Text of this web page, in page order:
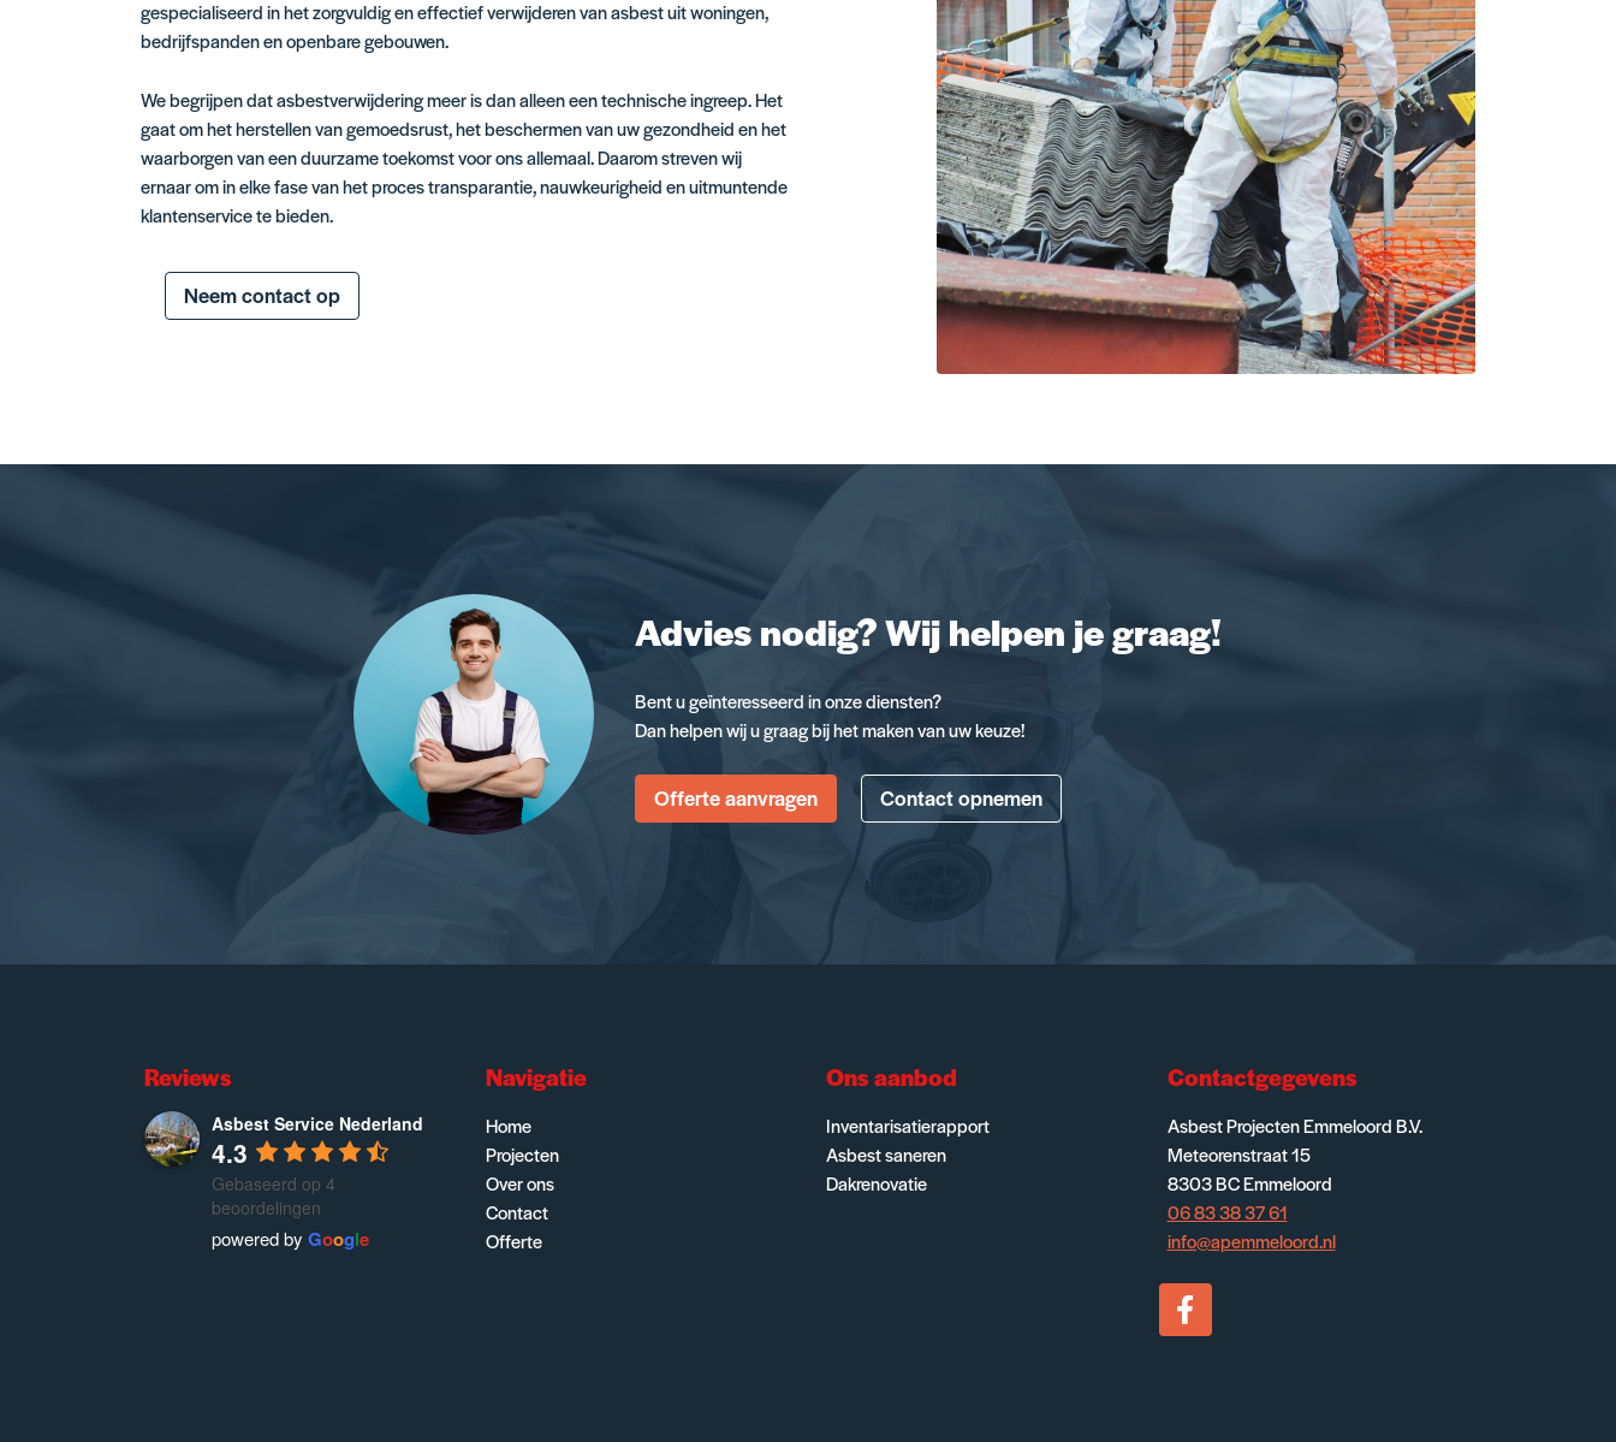
gespecialiseerd in het zorgvuldig en effectief verwijderen van asbest uit woningen,
bedrijfspanden en openbare gebouwen.
We begrijpen dat asbestverwijdering meer is dan alleen een technische ingreep. Het
gaat om het herstellen van gemoedsrust, het beschermen van uw gezondheid en het
waarborgen van een duurzame toekomst voor ons allemaal. Daarom streven wij
ernaar om in elke fase van het proces transparantie, nauwkeurigheid en uitmuntende
klantenservice te bieden.
Neem contact op
Advies nodig? Wij helpen je graag!
Bent u geïnteresseerd in onze diensten?
Dan helpen wij u graag bij het maken van uw keuze!
Offerte aanvragen Contact opnemen
Reviews
Asbest Service Nederland
4.3
Gebaseerd op 4
beoordelingen
powered by Google
Navigatie
Home
Projecten
Over ons
Contact
Offerte
Ons aanbod
Inventarisatierapport
Asbest saneren
Dakrenovatie
Contactgegevens
Asbest Projecten Emmeloord B.V.
Meteorenstraat 15
8303 BC Emmeloord
06 83 38 37 61
info@apemmeloord.nl